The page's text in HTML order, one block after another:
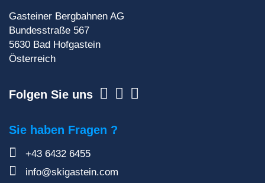
Zur Newsletteranmeldung
Gasteiner Bergbahnen AG
Bundesstraße 567
5630 Bad Hofgastein
Österreich
Folgen Sie uns
Sie haben Fragen ?
+43 6432 6455
info@skigastein.com